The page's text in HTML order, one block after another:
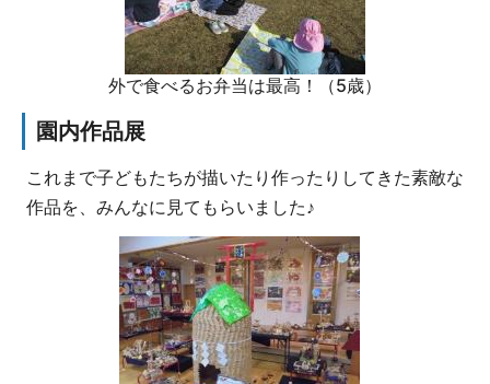
外で食べるお弁当は最高！（5歳）
園内作品展
これまで子どもたちが描いたり作ったりしてきた素敵な
作品を、みんなに見てもらいました♪